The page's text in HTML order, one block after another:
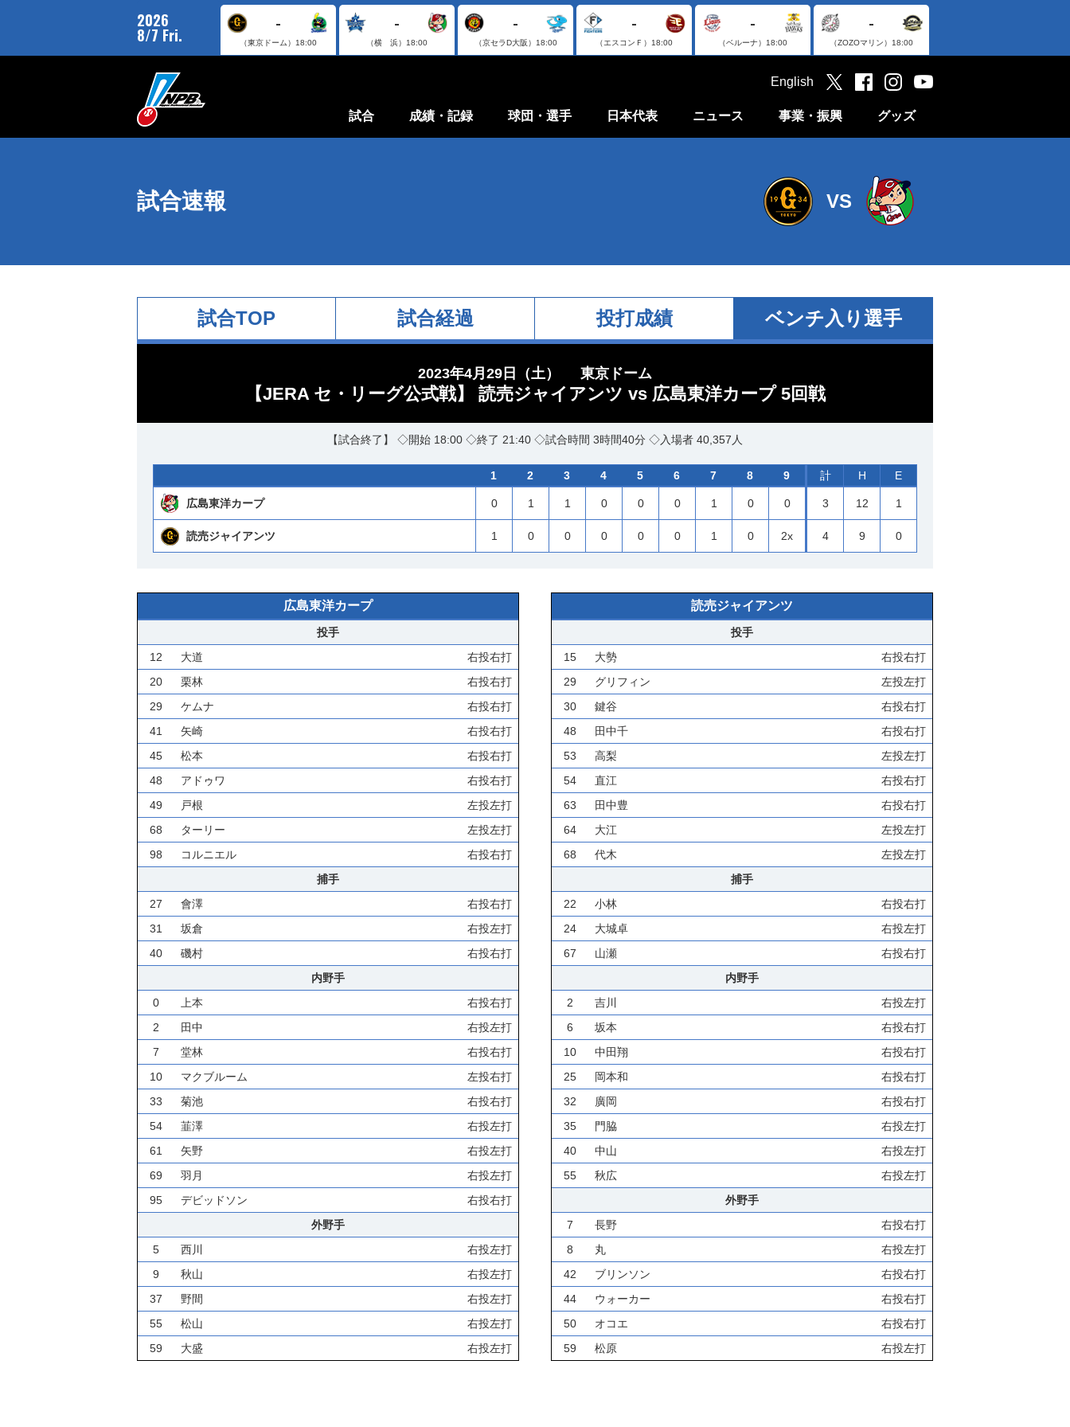
2026
8/7 Fri.
-
（東京ドーム） 18:00
-
（横 浜） 18:00
-
（京セラD大阪） 18:00
-
（エスコンＦ） 18:00
-
（ベルーナ） 18:00
-
（ZOZOマリン） 18:00
試合 成績・記録 球団・選手 日本代表 ニュース 事業・振興 グッズ
English
試合速報 VS
試合TOP 試合経過 投打成績 ベンチ入り選手
2023年4月29日（土） 東京ドーム
【JERA セ・リーグ公式戦】 読売ジャイアンツ vs 広島東洋カープ 5回戦
【試合終了】 ◇開始 18:00 ◇終了 21:40 ◇試合時間 3時間40分 ◇入場者 40,357人
1 2 3 4 5 6 7 8 9 計 H E
広島東洋カープ 0 1 1 0 0 0 1 0 0 3 12 1
読売ジャイアンツ 1 0 0 0 0 0 1 0 2x 4 9 0
広島東洋カープ
投手
12
大道
右投右打
20
栗林
右投右打
29
ケムナ
右投右打
41
矢崎
右投右打
45
松本
右投右打
48
アドゥワ
右投右打
49
戸根
左投左打
68
ターリー
左投左打
98
コルニエル
右投右打
捕手
27
會澤
右投右打
31
坂倉
右投左打
40
磯村
右投右打
内野手
0
上本
右投右打
2
田中
右投左打
7
堂林
右投右打
10
マクブルーム
左投右打
33
菊池
右投右打
54
韮澤
右投左打
61
矢野
右投左打
69
羽月
右投左打
95
デビッドソン
右投右打
外野手
5
西川
右投左打
9
秋山
右投左打
37
野間
右投左打
55
松山
右投左打
59
大盛 右投左打
読売ジャイアンツ
投手
15
大勢
右投右打
29
グリフィン
左投左打
30
鍵谷
右投右打
48
田中千
右投右打
53
高梨
左投左打
54
直江
右投右打
63
田中豊
右投右打
64
大江
左投左打
68
代木
左投左打
捕手
22
小林
右投右打
24
大城卓
右投左打
67
山瀬
右投右打
内野手
2
吉川
右投左打
6
坂本
右投右打
10
中田翔
右投右打
25
岡本和
右投右打
32
廣岡
右投右打
35
門脇
右投左打
40
中山
右投左打
55
秋広
右投左打
外野手
7
長野
右投右打
8
丸
右投左打
42
ブリンソン
右投右打
44
ウォーカー
右投右打
50
オコエ
右投右打
59
松原 右投左打